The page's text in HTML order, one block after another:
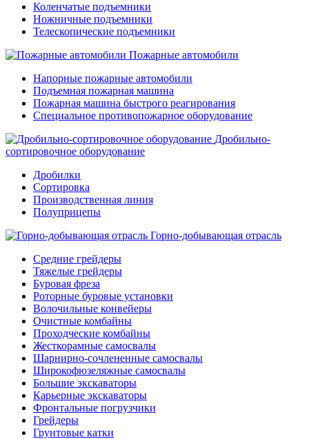
Коленчатые подъемники
Ножничные подъемники
Телескопические подъемники
Пожарные автомобили
Напорные пожарные автомобили
Подъемная пожарная машина
Пожарная машина быстрого реагирования
Специальное противопожарное оборудование
Дробильно-
сортировочное оборудование
Дробилки
Сортировка
Производственная линия
Полуприцепы
Горно-добывающая отрасль
Средние грейдеры
Тяжелые грейдеры
Буровая фреза
Роторные буровые установки
Волочильные конвейеры
Очистные комбайны
Проходческие комбайны
Жесткорамные самосвалы
Шарнирно-сочлененные самосвалы
Широкофюзеляжные самосвалы
Большие экскаваторы
Карьерные экскаваторы
Фронтальные погрузчики
Грейдеры
Грунтовые катки